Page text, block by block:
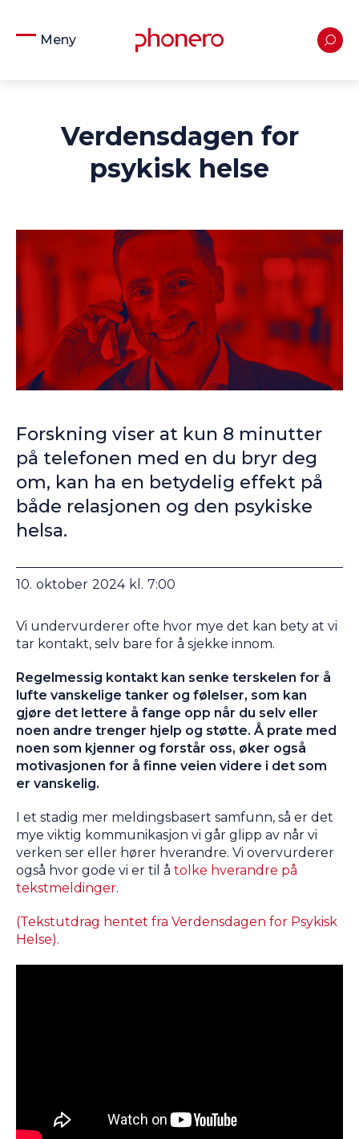
Meny
Verdensdagen for
psykisk helse
Forskning viser at kun 8 minutter
på telefonen med en du bryr deg
om, kan ha en betydelig effekt på
både relasjonen og den psykiske
helsa.
10. oktober 2024 kl. 7:00
Vi undervurderer ofte hvor mye det kan bety at vi
tar kontakt, selv bare for å sjekke innom.
Regelmessig kontakt kan senke terskelen for å
lufte vanskelige tanker og følelser, som kan
gjøre det lettere å fange opp når du selv eller
noen andre trenger hjelp og støtte. Å prate med
noen som kjenner og forstår oss, øker også
motivasjonen for å finne veien videre i det som
er vanskelig.
I et stadig mer meldingsbasert samfunn, så er det
mye viktig kommunikasjon vi går glipp av når vi
verken ser eller hører hverandre. Vi overvurderer
også hvor gode vi er til å tolke hverandre på
tekstmeldinger.
(Tekstutdrag hentet fra Verdensdagen for Psykisk
Helse).